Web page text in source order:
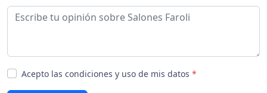
Acepto las condiciones y uso de mis datos *